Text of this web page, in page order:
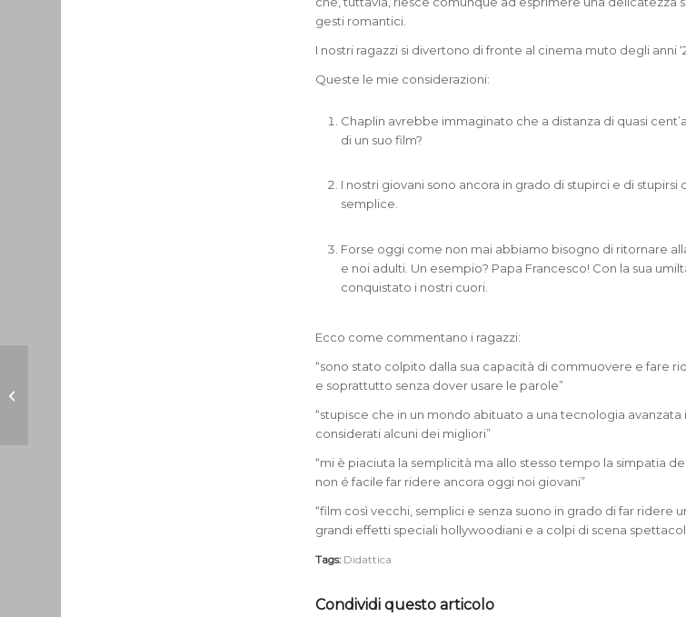
gesti romantici.
I nostri ragazzi si divertono di fronte al cinema muto degli anni
Queste le mie considerazioni:
Chaplin avrebbe immaginato che a distanza di quasi
di un suo film?
I nostri giovani sono ancora in grado di stupirci e di stupirsi
semplice.
Forse oggi come non mai abbiamo bisogno di ritornare
e noi adulti. Un esempio? Papa Francesco! Con la sua
conquistato i nostri cuori.
Ecco come commentano i ragazzi:
“sono stato colpito dalla sua capacità di commuovere e fare
e soprattutto senza dover usare le parole”
“stupisce che in un mondo abituato a una tecnologia avanzata
considerati alcuni dei migliori”
“mi è piaciuta la semplicità ma allo stesso tempo la simpatia
non é facile far ridere ancora oggi noi giovani”
“film così vecchi, semplici e senza suono in grado di far ridere
grandi effetti speciali hollywoodiani e a colpi di scena
Tags: Didattica
Condividi questo articolo